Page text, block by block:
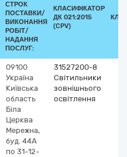
СТРОК
ПОСТАВКИ/
ВИКОНАННЯ
РОБІТ/
НАДАННЯ
ПОСЛУГ:
КЛАСИФІКАТОР
ДК 021:2015
(CPV)
09100
Україна
Київська
область
Біла
Церква
Мережна,
буд. 44А
по 31-12-
31527200-8
Світильники
зовнішнього
освітлення